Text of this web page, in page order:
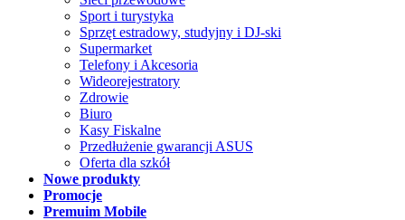
Sport i turystyka
Sprzęt estradowy, studyjny i DJ-ski
Supermarket
Telefony i Akcesoria
Wideorejestratory
Zdrowie
Biuro
Kasy Fiskalne
Przedłużenie gwarancji ASUS
Oferta dla szkół
Nowe produkty
Promocje
Premuim Mobile